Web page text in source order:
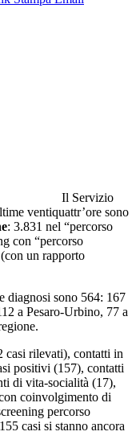
Il Servizio
ventiquattr’ore sono
: 3.831 nel “percorso
con “percorso
un rapporto
diagnosi sono 564: 167
a Pesaro-Urbino, 77 a
casi rilevati), contatti in
positivi (157), contatti
di vita-socialità (17),
coinvolgimento di
percorso
casi si stanno ancora